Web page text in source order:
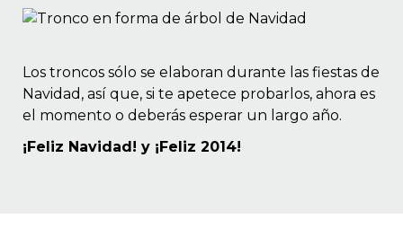
Los troncos sólo se elaboran durante las fiestas de
Navidad, así que, si te apetece probarlos, ahora es
el momento o deberás esperar un largo año.
¡Feliz Navidad! y ¡Feliz 2014!